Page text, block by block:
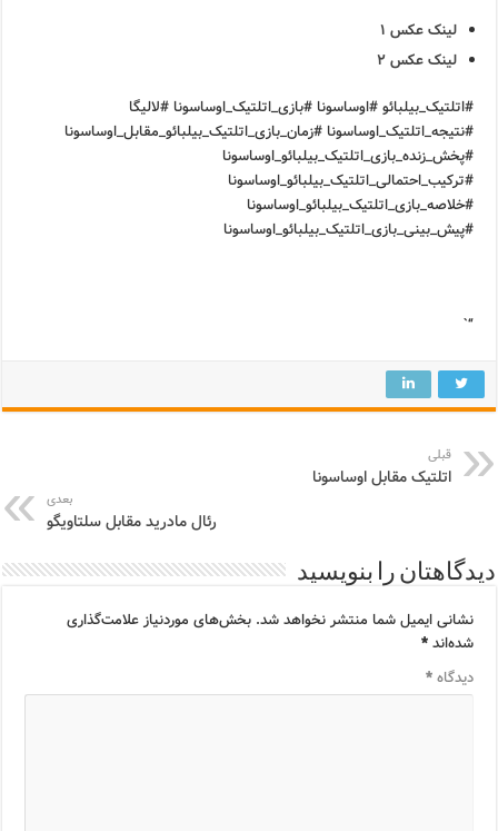
لینک عکس ۱
لینک عکس ۲
#اتلتیک_بیلبائو #اوساسونا #بازی_اتلتیک_اوساسونا #لالیگا
#نتیجه_اتلتیک_اوساسونا #زمان_بازی_اتلتیک_بیلبائو_مقابل_اوساسونا
#پخش_زنده_بازی_اتلتیک_بیلبائو_اوساسونا
#ترکیب_احتمالی_اتلتیک_بیلبائو_اوساسونا
#خلاصه_بازی_اتلتیک_بیلبائو_اوساسونا
#پیش_بینی_بازی_اتلتیک_بیلبائو_اوساسونا
“`
قبلی
اتلتیک مقابل اوساسونا
بعدی
رئال مادرید مقابل سلتاویگو
دیدگاهتان را بنویسید
نشانی ایمیل شما منتشر نخواهد شد. بخش‌های موردنیاز علامت‌گذاری
شده‌اند*
دیدگاه*